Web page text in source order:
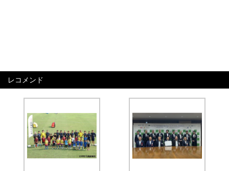
レコメンド